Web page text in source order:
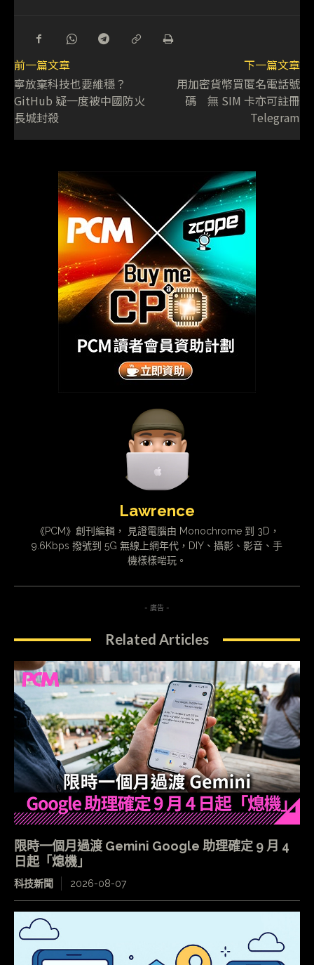
前一篇文章
寧放棄科技也要維穩？
GitHub 疑一度被中國防火
長城封殺
下一篇文章
用加密貨幣買匿名電話號
碼 無 SIM 卡亦可註冊
Telegram
Lawrence
《PCM》創刊編輯， 見證電腦由 Monochrome 到 3D，
9.6Kbps 撥號到 5G 無線上網年代，DIY、攝影、影音、手
機樣樣啱玩。
- 廣告 -
Related Articles
限時一個月過渡 Gemini Google 助理確定 9 月 4
日起「熄機」
科技新聞 2026-08-07